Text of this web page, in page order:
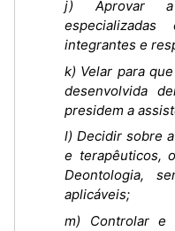
j) Aprovar a
integrantes e
k) Velar para
desenvolvida
presidem a
l) Decidir sobre
e terapêuticos,
Deontologia,
aplicáveis;
m) Controlar e